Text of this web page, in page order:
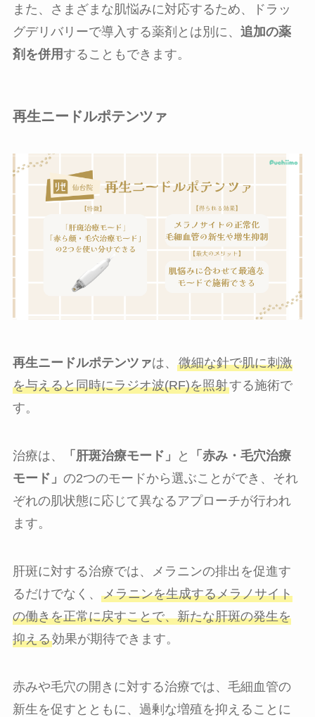
また、さまざまな肌悩みに対応するため、ドラッ
グデリバリーで導入する薬剤とは別に、 追加の薬
剤を併用することもできます。
再生ニードルポテンツァ
再生ニードルポテンツァは、 微細な針で肌に刺激
を与えると同時にラジオ波(RF)を照射する施術で
す。
治療は、 「肝斑治療モード」 と
「赤み・毛穴治療
モード」 の2つのモードから選ぶことができ、それ
ぞれの肌状態に応じて異なるアプローチが行われ
ます。
肝斑に対する治療では、メラニンの排出を促進す
るだけでなく、 メラニンを生成するメラノサイト
の働きを正常に戻すことで、新たな肝斑の発生を
抑える効果が期待できます。
赤みや毛穴の開きに対する治療では、毛細血管の
新生を促すとともに、過剰な増殖を抑えることに